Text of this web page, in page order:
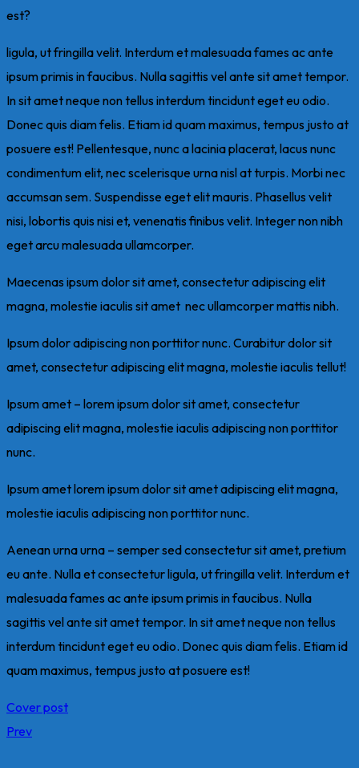
est?
ligula, ut fringilla velit. Interdum et malesuada fames ac ante
ipsum primis in faucibus. Nulla sagittis vel ante sit amet tempor.
In sit amet neque non tellus interdum tincidunt eget eu odio.
Donec quis diam felis. Etiam id quam maximus, tempus justo at
posuere est! Pellentesque, nunc a lacinia placerat, lacus nunc
condimentum elit, nec scelerisque urna nisl at turpis. Morbi nec
accumsan sem. Suspendisse eget elit mauris. Phasellus velit
nisi, lobortis quis nisi et, venenatis finibus velit. Integer non nibh
eget arcu malesuada ullamcorper.
Maecenas ipsum dolor sit amet, consectetur adipiscing elit
magna, molestie iaculis sit amet nec ullamcorper mattis nibh.
Ipsum dolor adipiscing non porttitor nunc. Curabitur dolor sit
amet, consectetur adipiscing elit magna, molestie iaculis tellut!
Ipsum amet – lorem ipsum dolor sit amet, consectetur
adipiscing elit magna, molestie iaculis adipiscing non porttitor
nunc.
Ipsum amet lorem ipsum dolor sit amet adipiscing elit magna,
molestie iaculis adipiscing non porttitor nunc.
Aenean urna urna – semper sed consectetur sit amet, pretium
eu ante. Nulla et consectetur ligula, ut fringilla velit. Interdum et
malesuada fames ac ante ipsum primis in faucibus. Nulla
sagittis vel ante sit amet tempor. In sit amet neque non tellus
interdum tincidunt eget eu odio. Donec quis diam felis. Etiam id
quam maximus, tempus justo at posuere est!
Cover post
Prev